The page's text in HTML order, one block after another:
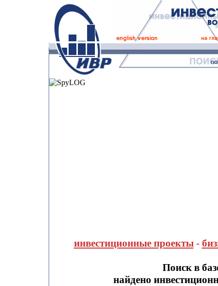
инвестиционные проекты-
Поиск в
найдено